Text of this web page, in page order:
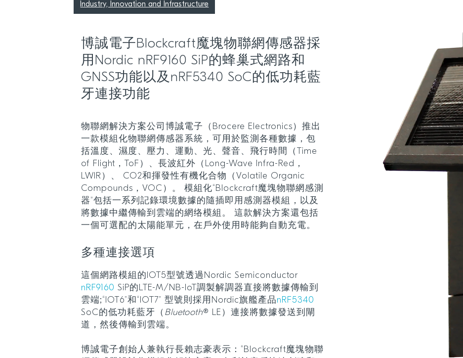
Industry, Innovation and Infrastructure
博誠電子Blockcraft魔塊物聯網傳感器採
用Nordic nRF9160 SiP的蜂巢式網路和
GNSS功能以及nRF5340 SoC的低功耗藍
牙連接功能
物聯網解決方案公司博誠電子（Brocere Electronics）推出
一款模組化物聯網傳感器系統，可用於監測各種數據，包
括溫度、濕度、壓力、運動、光、聲音、飛行時間（Time
of Flight，ToF）、長波紅外（Long-Wave Infra-Red，
LWIR）、 CO2和揮發性有機化合物（Volatile Organic
Compounds，VOC）。 模組化“Blockcraft魔塊物聯網感測
器”包括一系列記錄環境數據的隨插即用感測器模組，以及
將數據中繼傳輸到雲端的網络模組。 這款解決方案還包括
一個可選配的太陽能單元，在戶外使用時能夠自動充電。
多種連接選項
這個網路模組的IOT5型號透過Nordic Semiconductor
nRF9160 SiP的LTE-M/NB-IoT調製解調器直接將數據傳輸到
雲端;“IOT6”和“IOT7” 型號則採用Nordic旗艦產品nRF5340
SoC的低功耗藍牙（ Bluetooth® LE）連接將數據發送到閘
道，然後傳輸到雲端。
博誠電子創始人兼執行長賴志豪表示：“Blockcraft魔塊物聯